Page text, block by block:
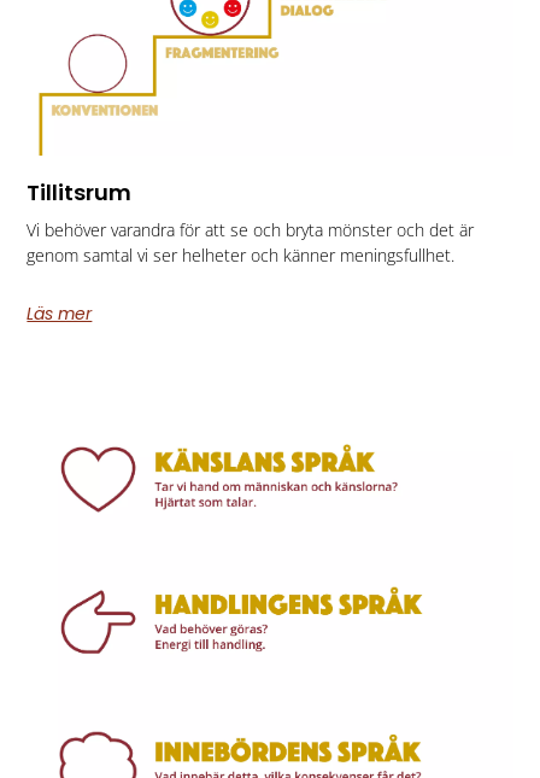
Tillitsrum
Vi behöver varandra för att se och bryta mönster​ och det är
genom samtal vi ser helheter och känner meningsfullhet​.
Läs mer